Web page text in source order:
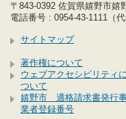
〒843-0392 佐賀県嬉野市嬉
電話番号 : 0954-43-1111（
サイトマップ
著作権について
ウェブアクセシビリティに
ついて
嬉野市 適格請求書発行
業者登録番号